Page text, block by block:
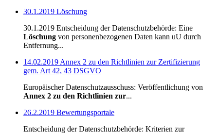
30.1.2019 Löschung
30.1.2019 Entscheidung der Datenschutzbehörde: Eine
Löschung von personenbezogenen Daten kann uU durch
Entfernung...
14.02.2019 Annex 2 zu den Richtlinien zur Zertifizierung
gem. Art 42, 43 DSGVO
Europäischer Datenschutzausschuss: Veröffentlichung von
Annex 2 zu den Richtlinien zur...
26.2.2019 Bewertungsportale
Entscheidung der Datenschutzbehörde: Kriterien zur